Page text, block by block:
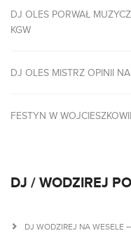
DJ OLES PORWAŁ
KGW
DJ OLES MISTRZ OPINII
FESTYN W
DJ / WODZIREJ
DJ WODZIREJ NA WESELE